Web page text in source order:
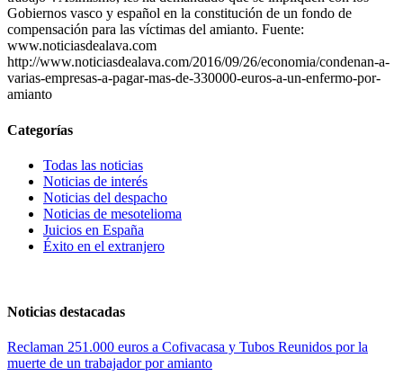
Gobiernos vasco y español en la constitución de un fondo de
compensación para las víctimas del amianto. Fuente:
www.noticiasdealava.com
http://www.noticiasdealava.com/2016/09/26/economia/condenan-a-
varias-empresas-a-pagar-mas-de-330000-euros-a-un-enfermo-por-
amianto
Categorías
Todas las noticias
Noticias de interés
Noticias del despacho
Noticias de mesotelioma
Juicios en España
Éxito en el extranjero
Noticias destacadas
Reclaman 251.000 euros a Cofivacasa y Tubos Reunidos por la
muerte de un trabajador por amianto